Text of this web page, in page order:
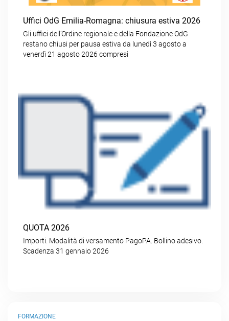
Uffici OdG Emilia-Romagna: chiusura estiva 2026
Gli uffici dell’Ordine regionale e della Fondazione OdG
restano chiusi per pausa estiva da lunedì 3 agosto a
venerdì 21 agosto 2026 compresi
QUOTA 2026
Importi. Modalità di versamento PagoPA. Bollino adesivo.
Scadenza 31 gennaio 2026
FORMAZIONE